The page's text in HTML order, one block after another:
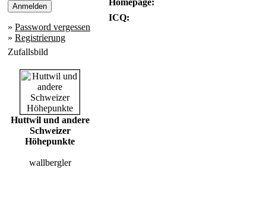
» Password vergessen
» Registrierung
Zufallsbild
Huttwil und andere
Schweizer
Höhepunkte
wallbergler
Homepage:
ICQ: